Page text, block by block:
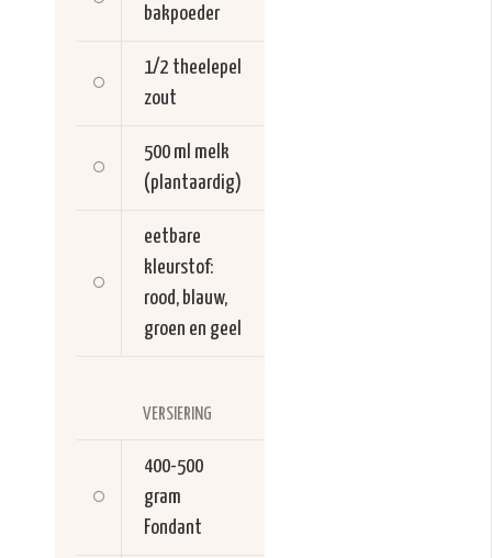
bakpoeder
1/2 theelepel
zout
500 ml melk
(plantaardig)
eetbare
kleurstof:
rood, blauw,
groen en geel
VERSIERING
400-500
gram
Fondant